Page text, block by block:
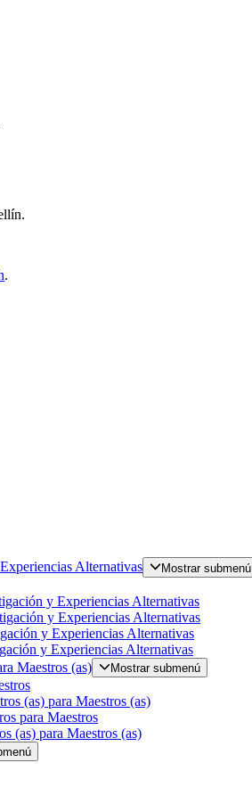
.
Alternativas Mostrar submenú
y Experiencias Alternativas
y Experiencias Alternativas
y Experiencias Alternativas
y Experiencias Alternativas
Maestros (as)
Mostrar submenú
(as) para Maestros (as)
para Maestros
(as) para Maestros (as)